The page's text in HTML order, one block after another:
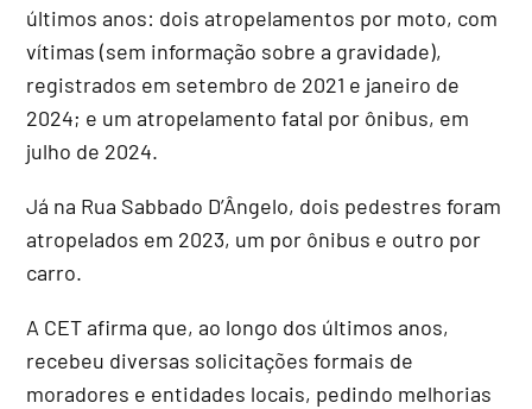
últimos anos: dois atropelamentos por moto, com
vítimas (sem informação sobre a gravidade),
registrados em setembro de 2021 e janeiro de
2024; e um atropelamento fatal por ônibus, em
julho de 2024.
Já na Rua Sabbado D’Ângelo, dois pedestres foram
atropelados em 2023, um por ônibus e outro por
carro.
A CET afirma que, ao longo dos últimos anos,
recebeu diversas solicitações formais de
moradores e entidades locais, pedindo melhorias